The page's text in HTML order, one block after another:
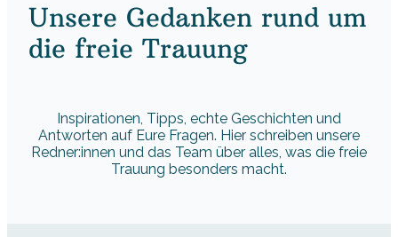
Unsere Gedanken rund um
die freie Trauung
Inspirationen, Tipps, echte Geschichten und
Antworten auf Eure Fragen. Hier schreiben unsere
Redner:innen und das Team über alles, was die freie
Trauung besonders macht.